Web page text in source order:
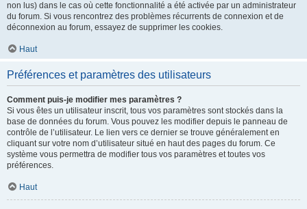
non lus) dans le cas où cette fonctionnalité a été activée par un administrateur
du forum. Si vous rencontrez des problèmes récurrents de connexion et de
déconnexion au forum, essayez de supprimer les cookies.
Haut
Préférences et paramètres des utilisateurs
Comment puis-je modifier mes paramètres ?
Si vous êtes un utilisateur inscrit, tous vos paramètres sont stockés dans la
base de données du forum. Vous pouvez les modifier depuis le panneau de
contrôle de l’utilisateur. Le lien vers ce dernier se trouve généralement en
cliquant sur votre nom d’utilisateur situé en haut des pages du forum. Ce
système vous permettra de modifier tous vos paramètres et toutes vos
préférences.
Haut